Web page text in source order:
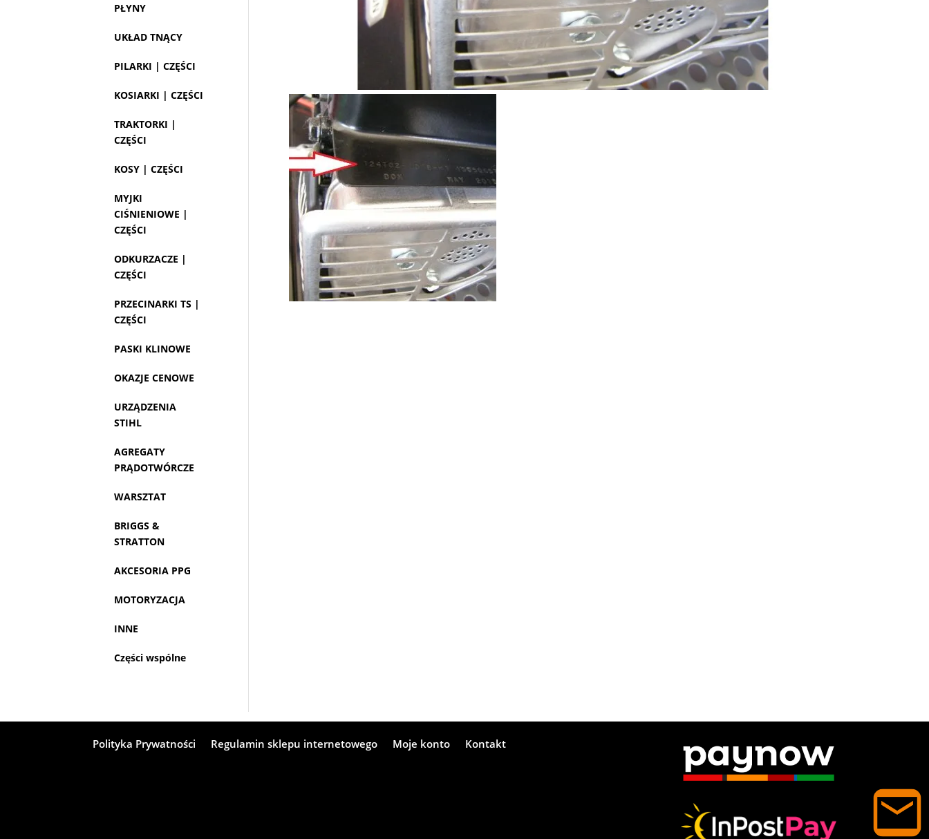
PŁYNY
UKŁAD TNĄCY
PILARKI | CZĘŚCI
KOSIARKI | CZĘŚCI
TRAKTORKI |
CZĘŚCI
KOSY | CZĘŚCI
MYJKI
CIŚNIENIOWE |
CZĘŚCI
ODKURZACZE |
CZĘŚCI
PRZECINARKI TS |
CZĘŚCI
PASKI KLINOWE
OKAZJE CENOWE
URZĄDZENIA
STIHL
AGREGATY
PRĄDOTWÓRCZE
WARSZTAT
BRIGGS &
STRATTON
AKCESORIA PPG
MOTORYZACJA
INNE
Części wspólne
Polityka Prywatności Regulamin sklepu internetowego Moje konto Kontakt